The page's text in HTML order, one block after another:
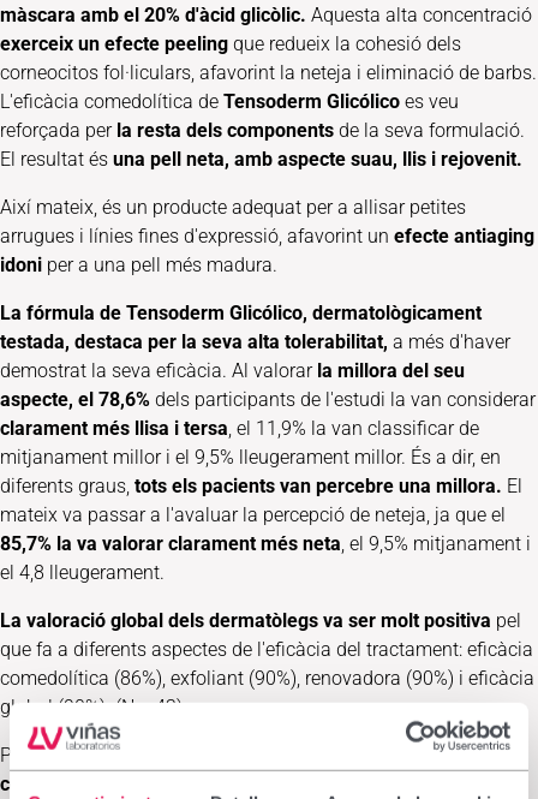
màscara amb el 20% d'àcid glicòlic. Aquesta alta concentració
exerceix un efecte peeling que redueix la cohesió dels
corneocitos fol·liculars, afavorint la neteja i eliminació de barbs.
L'eficàcia comedolítica de Tensoderm Glicólico es veu
reforçada per la resta dels components de la seva formulació.
El resultat és una pell neta, amb aspecte suau, llis i rejovenit.
Així mateix, és un producte adequat per a allisar petites
arrugues i línies fines d'expressió, afavorint un efecte antiaging
idoni per a una pell més madura.
La fórmula de Tensoderm Glicólico, dermatològicament
testada, destaca per la seva alta tolerabilitat, a més d'haver
demostrat la seva eficàcia. Al valorar la millora del seu
aspecte, el 78,6% dels participants de l'estudi la van considerar
clarament més llisa i tersa, el 11,9% la van classificar de
mitjanament millor i el 9,5% lleugerament millor. És a dir, en
diferents graus, tots els pacients van percebre una millora. El
mateix va passar a l'avaluar la percepció de neteja, ja que el
85,7% la va valorar clarament més neta, el 9,5% mitjanament i
el 4,8 lleugerament.
La valoració global dels dermatòlegs va ser molt positiva pel
que fa a diferents aspectes de l'eficàcia del tractament: eficàcia
comedolítica (86%), exfoliant (90%), renovadora (90%) i eficàcia
global (90%). (N = 42).
Pel que fa a la seva
cosmetogalènica, Tensoderm Glicólico